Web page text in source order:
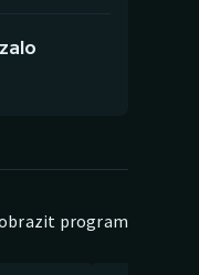
program